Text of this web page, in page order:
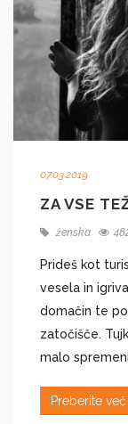
07.03.2019
ZA VSE
ženska
​Prideš kot
vesela in
domačin te
zatočišče.
malo
Preberite več